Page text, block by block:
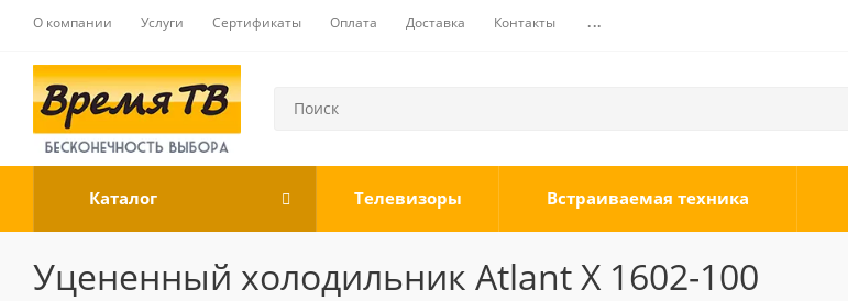
О компании Услуги Сертификаты Оплата Доставка Контакты ...
Каталог Телевизоры Встраиваемая техника
Уцененный холодильник Atlant Х 1602-100